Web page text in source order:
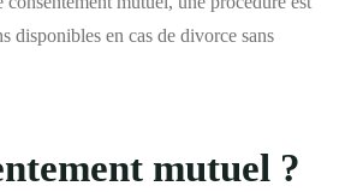
disponibles en cas de divorce sans
mutuel ?